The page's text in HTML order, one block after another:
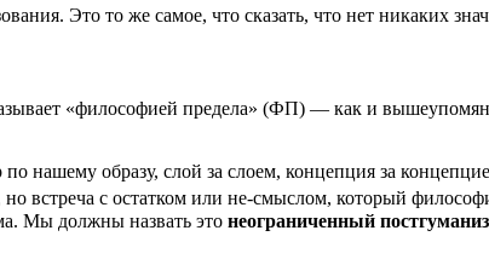
Это то же самое, что ска­зать, что нет ника­ких
«фило­со­фи­ей пре­де­ла» (ФП) — как и
наше­му обра­зу, слой за сло­ем, кон­цеп­ция за
встре­ча с остат­ком или не-смыс­лом, кото­рый
Мы долж­ны назвать это неогра­ни­чен­ный